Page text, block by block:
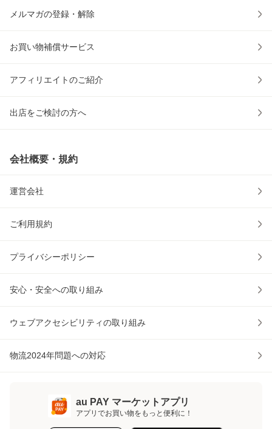
メルマガの登録・解除
お買い物補償サービス
アフィリエイトのご紹介
出店をご検討の方へ
会社概要・規約
運営会社
ご利用規約
プライバシーポリシー
安心・安全への取り組み
ウェブアクセシビリティの取り組み
物流2024年問題への対応
au PAY マーケットアプリ
アプリでお買い物をもっと便利に！